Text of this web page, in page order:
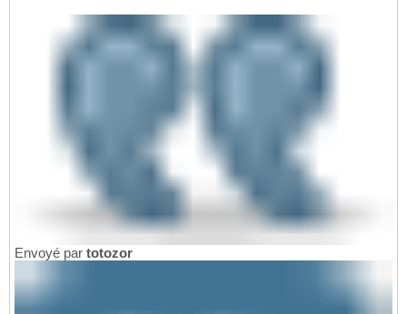
Envoyé par totozor